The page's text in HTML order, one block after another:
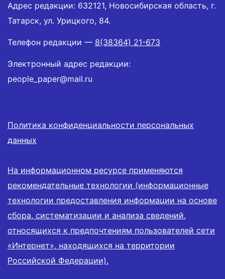
Адрес редакции: 632121, Новосибирская область, г.
Татарск, ул. Урицкого, 84.
Телефон редакции — 8(38364) 21-673
Электронный адрес редакции:
people_paper@mail.ru
Политика конфиденциальности персональных
данных
На информационном ресурсе применяются
рекомендательные технологии (информационные
технологии предоставления информации на основе
сбора, систематизации и анализа сведений,
относящихся к предпочтениям пользователей сети
«Интернет», находящихся на территории
Российской Федерации).